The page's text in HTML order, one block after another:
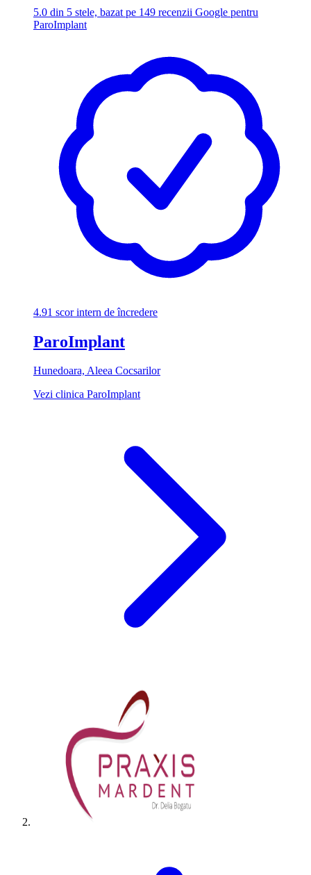
5.0 din 5 stele, bazat pe 149 recenzii Google pentru
ParoImplant
4.91 scor intern de încredere
ParoImplant
Hunedoara, Aleea Cocsarilor
Vezi clinica ParoImplant